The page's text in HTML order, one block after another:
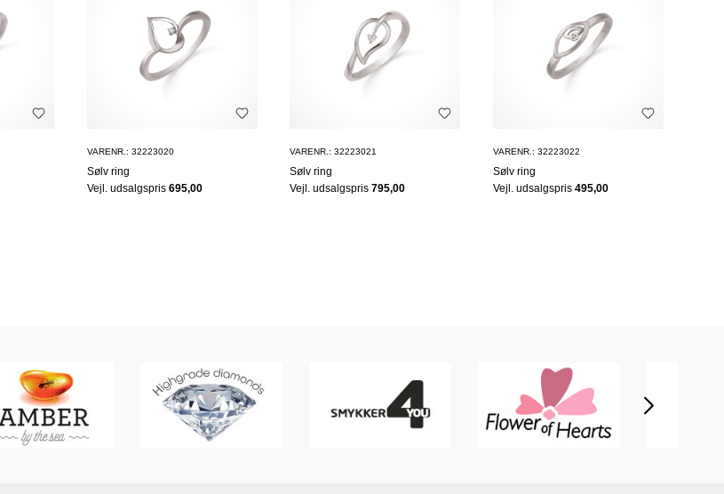
VARENR.: 32223020
Sølv ring
Vejl. udsalgspris 695,00
VARENR.: 32223021
Sølv ring
Vejl. udsalgspris795,00
VARENR.: 32223022
Sølv ring
Vejl. udsalgspris 495,00